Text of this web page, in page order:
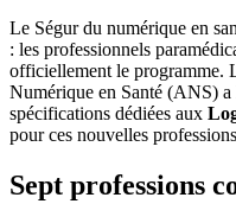
Le Ségur du numérique en
: les professionnels
officiellement le programme.
Numérique en Santé (ANS)
spécifications dédiées aux
pour ces nouvelles
Sept professions